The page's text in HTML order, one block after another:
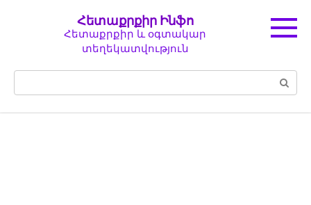
Հետաքրքիր Ինֆո
Հետաքրքիր և օգտակար
տեղեկատվություն